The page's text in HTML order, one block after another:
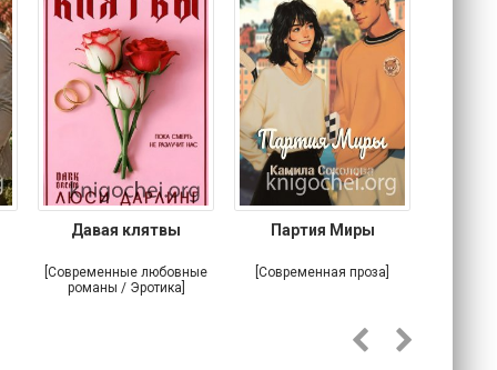
Давая клятвы
[Современные любовные
романы / Эротика]
Партия Миры
[Современная проза]